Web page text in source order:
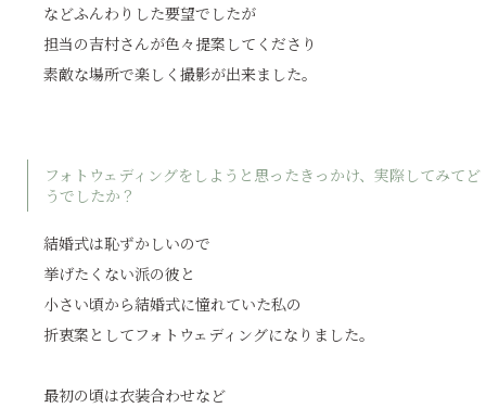
などふんわりした要望でしたが
担当の吉村さんが色々提案してくださり
素敵な場所で楽しく撮影が出来ました。
フォトウェディングをしようと思ったきっかけ、実際してみてど
うでしたか？
結婚式は恥ずかしいので
挙げたくない派の彼と
小さい頃から結婚式に憧れていた私の
折衷案としてフォトウェディングになりました。
最初の頃は衣装合わせなど